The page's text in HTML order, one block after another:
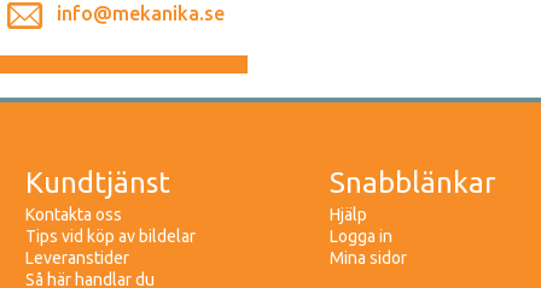
info@mekanika.se
Kundtjänst
Kontakta oss
Tips vid köp av bildelar
Leveranstider
Så här handlar du
Snabblänkar
Hjälp
Logga in
Mina sidor